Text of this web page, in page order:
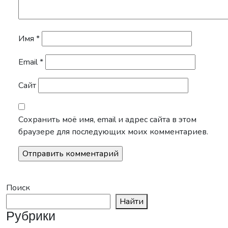
Имя *
Email*
Сайт
Сохранить моё имя, email и адрес сайта в этом
браузере для последующих моих комментариев.
Поиск
Найти
Рубрики